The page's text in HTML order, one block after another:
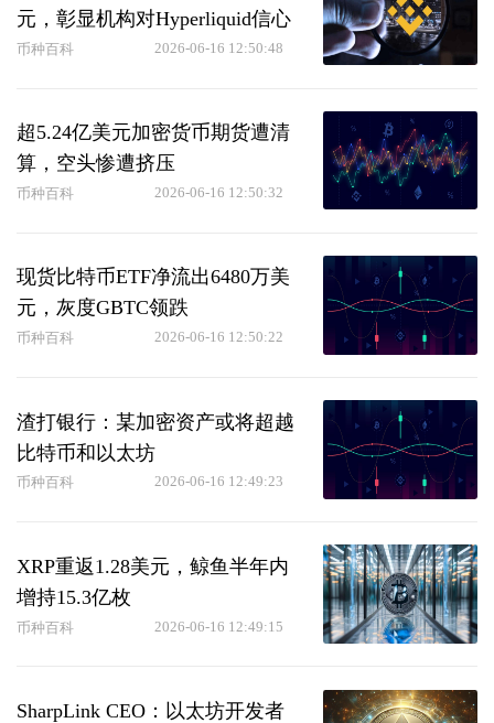
元，彰显机构对Hyperliquid信心
币种百科 2026-06-16 12:50:48
超5.24亿美元加密货币期货遭清
算，空头惨遭挤压
币种百科 2026-06-16 12:50:32
现货比特币ETF净流出6480万美
元，灰度GBTC领跌
币种百科 2026-06-16 12:50:22
渣打银行：某加密资产或将超越
比特币和以太坊
币种百科 2026-06-16 12:49:23
XRP重返1.28美元，鲸鱼半年内
增持15.3亿枚
币种百科 2026-06-16 12:49:15
SharpLink CEO：以太坊开发者